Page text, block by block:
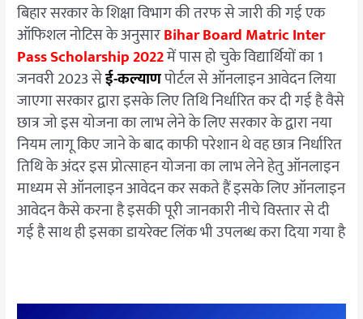
बिहार सरकार के शिक्षा विभाग की तरफ से जारी की गई एक
ऑफिशल नोटिस के अनुसारBihar Board Matric Inter
Pass Scholarship 2022में पास हो चुके विद्यार्थियों का 1
जनवरी 2023 सेई-कल्याणपोर्टल से ऑनलाइन आवेदन लिया
जाएगा सरकार द्वारा इसके लिए तिथि निर्धारित कर दी गई है वैसे
छात्र जो इस योजना का लाभ लेने के लिए सरकार के द्वारा नया
नियम लागू किए जाने के बाद काफी परेशान थे वह छात्र निर्धारित
तिथि के अंदर इस प्रोत्साहन योजना का लाभ लेने हेतु ऑनलाइन
माध्यम से ऑनलाइन आवेदन कर सकते हैं इसके लिए ऑनलाइन
आवेदन कैसे करना है इसकी पूरी जानकारी नीचे विस्तार से दी
गई है साथ ही इसका डायरेक्ट लिंक भी उपलब्ध करा दिया गया है